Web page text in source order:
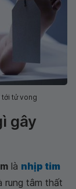
tử vong
gây
là nhịp tim
rung tâm thất